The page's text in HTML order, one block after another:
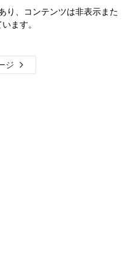
り、コンテンツは非表示また
ます。
ジ